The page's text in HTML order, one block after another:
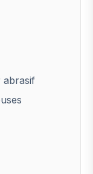
abrasif